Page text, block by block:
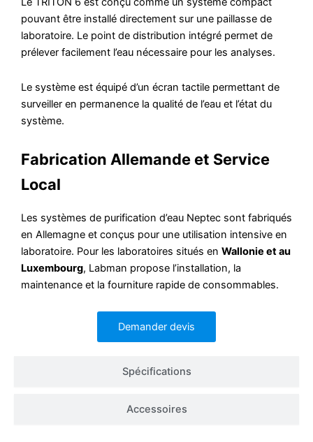
Spécifications
Accessoires
pouvant être installé directement sur une paillasse de
laboratoire. Le point de distribution intégré permet de
prélever facilement l’eau nécessaire pour les analyses.
Le système est équipé d’un écran tactile permettant de
surveiller en permanence la qualité de l’eau et l’état du
système.
Fabrication Allemande et Service
Local
Les systèmes de purification d’eau Neptec sont fabriqués
en Allemagne et conçus pour une utilisation intensive en
laboratoire. Pour les laboratoires situés en Wallonie et au
Luxembourg, Labman propose l’installation, la
maintenance et la fourniture rapide de consommables.
Demander devis